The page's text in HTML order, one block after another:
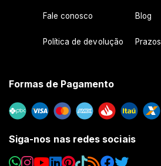
Fale conosco Blog
Política de devolução Prazos
Formas de Pagamento
Siga-nos nas redes sociais